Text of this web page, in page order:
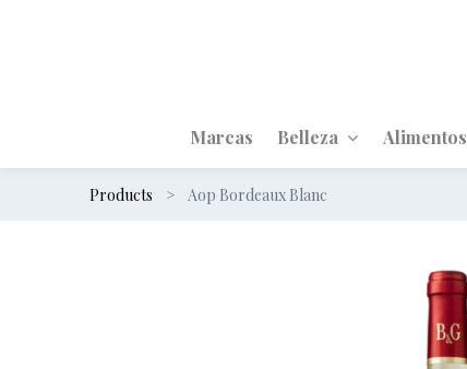
Marcas Belleza Alimentos
Products Aop Bordeaux Blanc